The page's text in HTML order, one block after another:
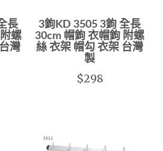
長
螺
灣
3鉤KD 3505 3鉤 全長
30cm 帽鉤 衣帽鉤 附螺
絲 衣架 帽勾 衣架 台灣
製
$298